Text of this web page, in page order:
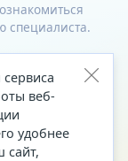
специалиста.
со стороны
веб-
удобнее
сайт,